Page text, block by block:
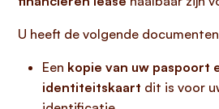
U heeft de volgende
Een kopie van uw paspoort
identiteitskaart dit is voor